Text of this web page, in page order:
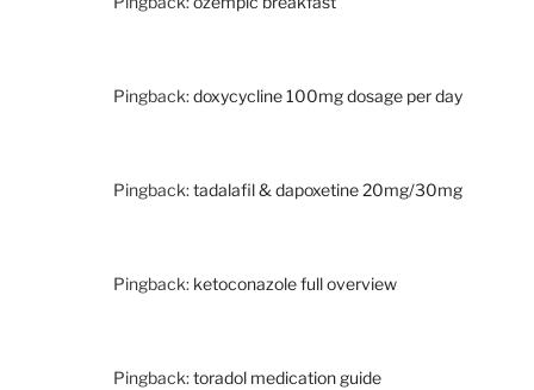
Pingback:doxycycline 100mg dosage per day
Pingback:tadalafil & dapoxetine 20mg/30mg
Pingback: ketoconazole full overview
Pingback:toradol medication guide